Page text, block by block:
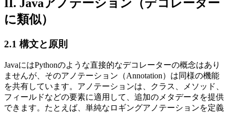
II. Javaアノテーション（デコレーター
に類似）
2.1 構文と原則
JavaにはPythonのような直接的なデコレーターの概念はあり
ませんが、そのアノテーション（Annotation）は同様の機能
を共有しています。アノテーションは、クラス、メソッド、
フィールドなどの要素に適用して、追加のメタデータを提供
できます。たとえば、単純なロギングアノテーションを定義